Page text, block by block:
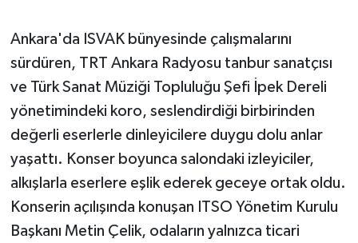
Ankara'da ISVAK bünyesinde çalışmalarını
sürdüren, TRT Ankara Radyosu tanbur sanatçısı
ve Türk Sanat Müziği Topluluğu Şefi İpek Dereli
yönetimindeki koro, seslendirdiği birbirinden
değerli eserlerle dinleyicilere duygu dolu anlar
yaşattı. Konser boyunca salondaki izleyiciler,
alkışlarla eserlere eşlik ederek geceye ortak oldu.
Konserin açılışında konuşan ITSO Yönetim Kurulu
Başkanı Metin Çelik, odaların yalnızca ticari